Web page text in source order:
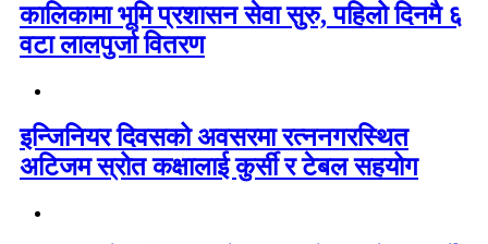
कालिकामा भूमि प्रशासन सेवा सुरु, पहिलो दिनमै ६
वटा लालपुर्जा वितरण
इन्जिनियर दिवसको अवसरमा रत्ननगरस्थित
अटिजम स्रोत कक्षालाई कुर्सी र टेबल सहयोग